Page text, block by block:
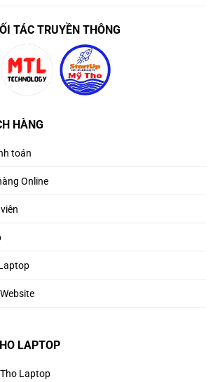
TÁC TRUYỀN THÔNG
HÀNG
toán
Online
LAPTOP
Laptop